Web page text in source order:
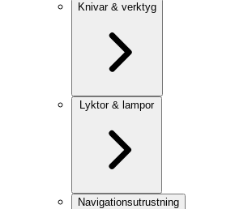
Knivar & verktyg
Lyktor & lampor
Navigationsutrustning